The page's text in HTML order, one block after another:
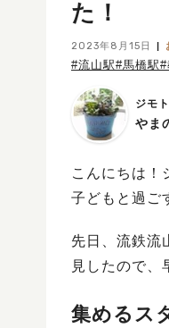
た！
2023年8月15日
#流山駅#馬橋駅#
ジモ
やま
こんにちは！
子どもと過ご
先日、流鉄流
見したので、
集めるス